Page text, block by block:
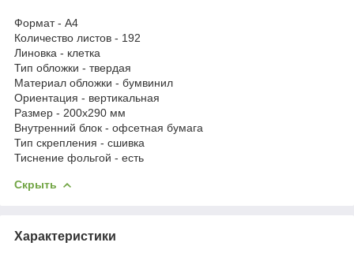
Формат - А4
Количество листов - 192
Линовка - клетка
Тип обложки - твердая
Материал обложки - бумвинил
Ориентация - вертикальная
Размер - 200х290 мм
Внутренний блок - офсетная бумага
Тип скрепления - сшивка
Тиснение фольгой - есть
Скрыть
Характеристики